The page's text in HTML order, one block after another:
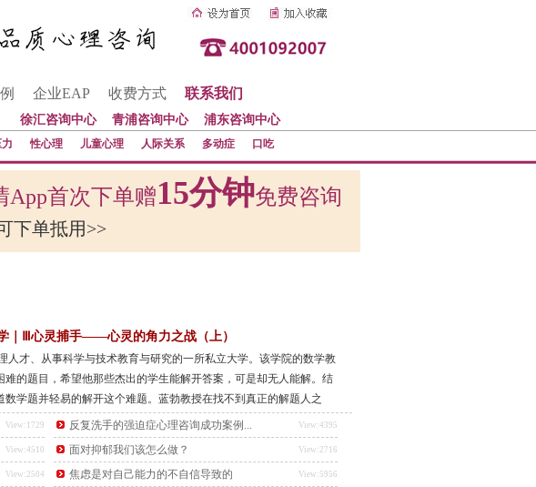
企业EAP 收费方式 联系我们
徐汇咨询中心 青浦咨询中心 浦东咨询中心
性心理 儿童心理 人际关系 多动症 口吃
App首次下单赠15分钟免费咨询
下单抵用>>
｜Ⅲ心灵捕手——心灵的角力之战（上）
人才、从事科学与技术教育与研究的一所私立大学。该学院的数学教
的题目，希望他那些杰出的学生能解开答案，可是却无人能解。结
学题并轻易的解开这个难题。蓝勃教授在找不到真正的解题人之
。
View:1729 View:4395
反复洗手的强迫症心理咨询成功案例...
View:4510 View:2716
面对抑郁我们该怎么做？
View:2504 View:5956
焦虑是对自己能力的不自信导致的